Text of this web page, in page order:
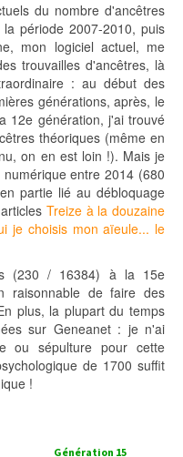
du nombre d'ancêtres
période 2007-2010, puis
mon logiciel actuel, me
trouvailles d'ancêtres, là
: au début des
générations, après, le
12e génération, j'ai trouvé
théoriques (même en
on en est loin !). Mais je
entre 2014 (680
partie lié au débloquage
Treize à la douzaine
je choisis mon aïeule... le
(230 / 16384) à la 15e
raisonnable de faire des
plus, la plupart du temps
sur Geneanet : je n'ai
ou sépulture pour cette
de 1700 suffit
!